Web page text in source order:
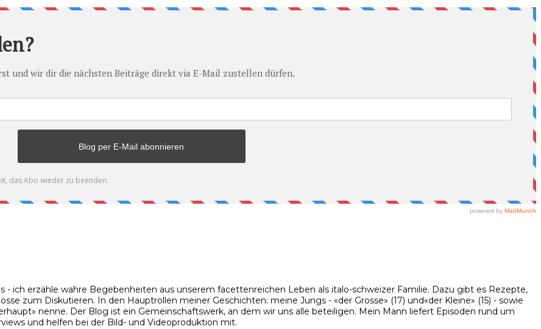
- ich erzähle wahre Begebenheiten aus unserem facettenreichen Leben als italo-schweizer Familie. Dazu gibt es Rezepte,
zum Diskutieren. In den Hauptrollen meiner Geschichten: meine Jungs - «der Grosse» (17) und«der Kleine» (15) - sowie
nenne. Der Blog ist ein Gemeinschaftswerk, an dem wir uns alle beteiligen. Mein Mann liefert Episoden rund um
und helfen bei der Bild- und Videoproduktion mit.